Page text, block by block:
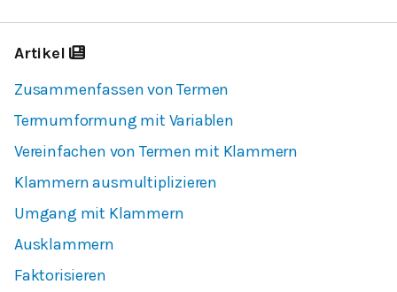
Artikel
Zusammenfassen von Termen
Termumformung mit Variablen
Vereinfachen von Termen mit Klammern
Klammern ausmultiplizieren
Umgang mit Klammern
Ausklammern
Faktorisieren